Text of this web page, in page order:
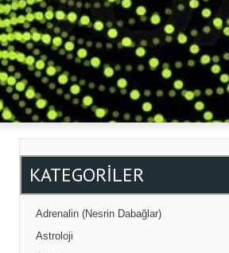
KATEGORILER
Adrenalin (Nesrin Dabağlar)
Astroloji